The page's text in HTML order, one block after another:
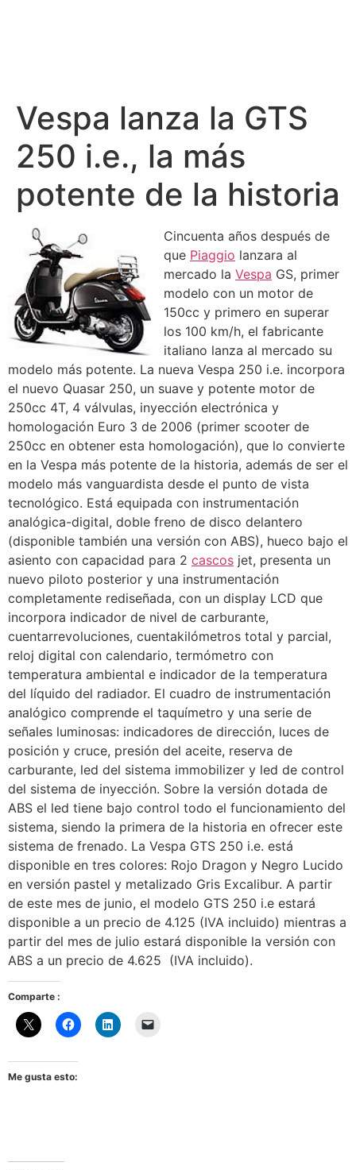
Vespa lanza la GTS
250 i.e., la más
potente de la historia
Cincuenta años después de
que Piaggio lanzara al
mercado la Vespa GS, primer
modelo con un motor de
150cc y primero en superar
los 100 km/h, el fabricante
italiano lanza al mercado su
modelo más potente. La nueva Vespa 250 i.e. incorpora
el nuevo Quasar 250, un suave y potente motor de
250cc 4T, 4 válvulas, inyección electrónica y
homologación Euro 3 de 2006 (primer scooter de
250cc en obtener esta homologación), que lo convierte
en la Vespa más potente de la historia, además de ser el
modelo más vanguardista desde el punto de vista
tecnológico. Está equipada con instrumentación
analógica-digital, doble freno de disco delantero
(disponible también una versión con ABS), hueco bajo el
asiento con capacidad para 2 cascos jet, presenta un
nuevo piloto posterior y una instrumentación
completamente rediseñada, con un display LCD que
incorpora indicador de nivel de carburante,
cuentarrevoluciones, cuentakilómetros total y parcial,
reloj digital con calendario, termómetro con
temperatura ambiental e indicador de la temperatura
del líquido del radiador. El cuadro de instrumentación
analógico comprende el taquímetro y una serie de
señales luminosas: indicadores de dirección, luces de
posición y cruce, presión del aceite, reserva de
carburante, led del sistema immobilizer y led de control
del sistema de inyección. Sobre la versión dotada de
ABS el led tiene bajo control todo el funcionamiento del
sistema, siendo la primera de la historia en ofrecer este
sistema de frenado. La Vespa GTS 250 i.e. está
disponible en tres colores: Rojo Dragon y Negro Lucido
en versión pastel y metalizado Gris Excalibur. A partir
de este mes de junio, el modelo GTS 250 i.e estará
disponible a un precio de 4.125 (IVA incluido) mientras a
partir del mes de julio estará disponible la versión con
ABS a un precio de 4.625  (IVA incluido).
Comparte :
Me gusta esto: